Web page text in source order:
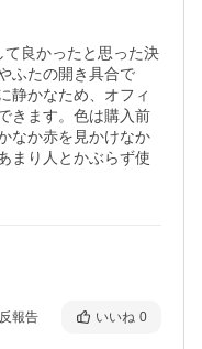
良かったと思った決
ふたの開き具合で
静かなため、オフィ
きます。色は購入前
なか赤を見かけなか
まり人とかぶらず使
報告 いいね 0